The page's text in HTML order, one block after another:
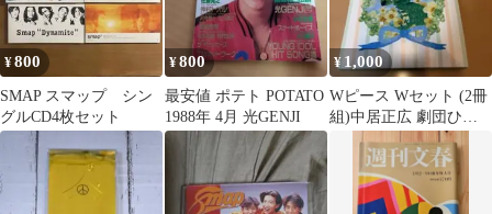
¥800
SMAP スマップ シン
グルCD4枚セット
¥800
最安値 ポテト POTATO
1988年 4月 光GENJI
¥ 1,000
Wピース Wセット (2冊
組)中居正広 劇団ひと